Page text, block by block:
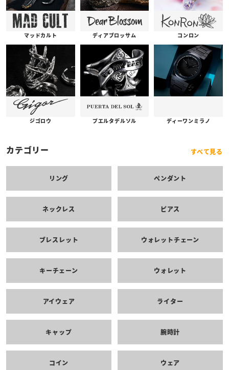
マッドカルト ディアブロッサム コンロン
ジゴロウ プエルタデルソル ディーワンミラノ
カテゴリー すべて見る
リング ペンダント
ネックレス ピアス
ブレスレット ウォレットチェーン
キーチェーン ウォレット
アイウェア ライター
キャップ 腕時計
コイン ウェア